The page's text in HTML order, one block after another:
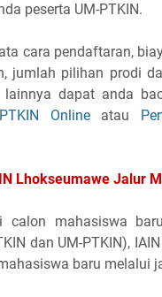
peserta UM-PTKIN.
cara pendaftaran,
jumlah pilihan prodi
dapat anda
Onlineatau
Lhokseumawe Jalur
calon mahasiswa
dan UM-PTKIN),
baru melalui